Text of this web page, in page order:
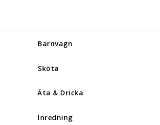
Barnvagn
Sköta
Äta & Dricka
Inredning